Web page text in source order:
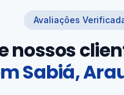
Avaliações
nossos
Sabiá,